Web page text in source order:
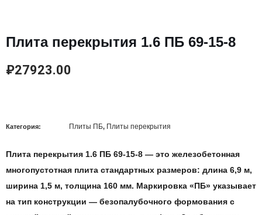
Плита перекрытия 1.6 ПБ 69-15-8
₽27923.00
Категория: Плиты ПБ, Плиты перекрытия
Плита перекрытия 1.6 ПБ 69-15-8 — это железобетонная
многопустотная плита стандартных размеров: длина 6,9 м,
ширина 1,5 м, толщина 160 мм. Маркировка «ПБ» указывает
на тип конструкции — безопалубочного формования с